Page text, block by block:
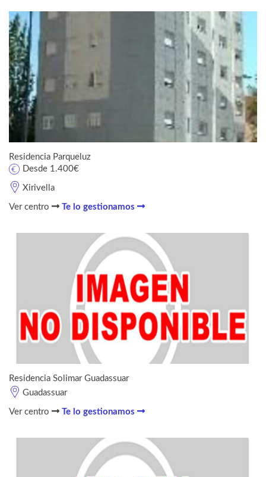
Residencia Parqueluz
Xirivella
Desde 1.400€
Ver centro Te lo gestionamos
Residencia Solimar Guadassuar
Guadassuar
Ver centro Te lo gestionamos